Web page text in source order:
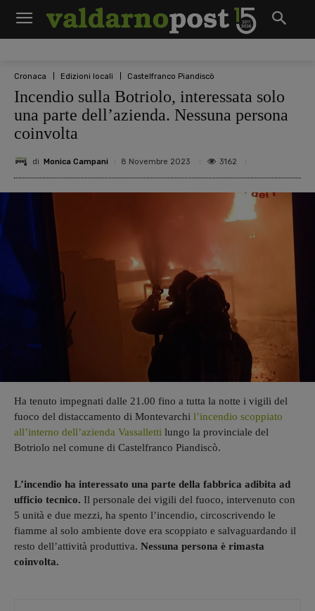
Cronaca Edizioni locali Castelfranco Piandiscò
Incendio sulla Botriolo, interessata solo
una parte dell’azienda. Nessuna persona
coinvolta
di Monica Campani 8 Novembre 2023 3162
Ha tenuto impegnati dalle 21.00 fino a tutta la notte i vigili del
fuoco del distaccamento di Montevarchi l’incendio scoppiato
all’interno dell’azienda Vassalletti lungo la provinciale del
Botriolo nel comune di Castelfranco Piandiscò.
L’incendio ha interessato una parte della fabbrica adibita ad
ufficio tecnico. Il personale dei vigili del fuoco, intervenuto con
5 unità e due mezzi, ha spento l’incendio, circoscrivendo le
fiamme al solo ambiente dove era scoppiato e salvaguardando il
resto dell’attività produttiva. Nessuna persona è rimasta
coinvolta.